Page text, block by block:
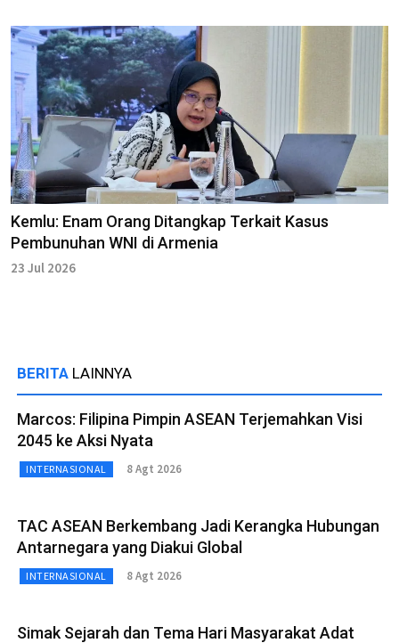
Kemlu: Enam Orang Ditangkap Terkait Kasus
Pembunuhan WNI di Armenia
23 Jul 2026
BERITA LAINNYA
Marcos: Filipina Pimpin ASEAN Terjemahkan Visi
2045 ke Aksi Nyata
INTERNASIONAL 8 Agt 2026
TAC ASEAN Berkembang Jadi Kerangka Hubungan
Antarnegara yang Diakui Global
INTERNASIONAL 8 Agt 2026
Simak Sejarah dan Tema Hari Masyarakat Adat